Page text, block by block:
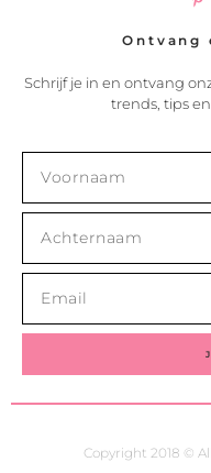
Ontvang
Schrijf je in en ontvang
trends, tips
Copyright 2018 ©